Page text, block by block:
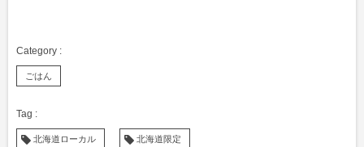
ごはん
北海道ローカル 北海道限定